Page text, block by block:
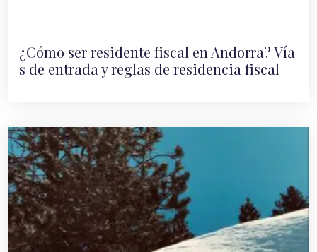
¿Cómo ser residente fiscal en Andorra? Vía
s de entrada y reglas de residencia fiscal